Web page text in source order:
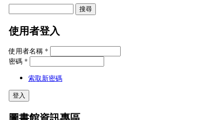
使用者登入
使用者名稱 *
密碼 *
索取新密碼